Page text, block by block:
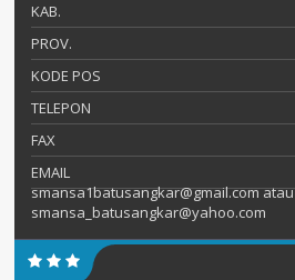
KAB.
PROV.
KODE POS
TELEPON
FAX
EMAIL
smansa1batusangkar@gmail.com atau
smansa_batusangkar@yahoo.com